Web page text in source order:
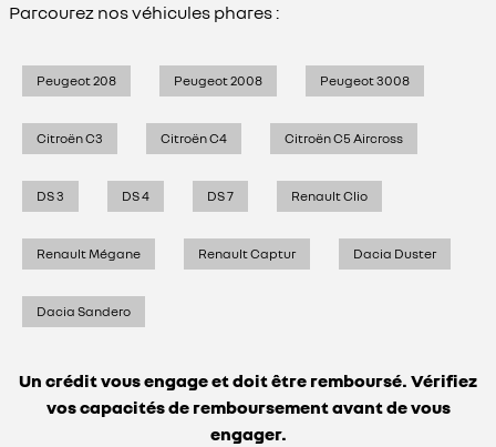
Parcourez nos véhicules phares :
Peugeot 208 Peugeot 2008 Peugeot 3008
Citroën C3 Citroën C4 Citroën C5 Aircross
DS 3 DS 4 DS 7 Renault Clio
Renault Mégane Renault Captur Dacia Duster
Dacia Sandero
Un crédit vous engage et doit être remboursé. Vérifiez
vos capacités de remboursement avant de vous
engager.